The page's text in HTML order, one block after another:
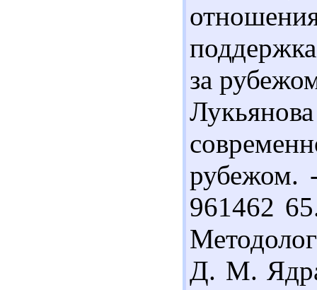
за
961462
Д. М.